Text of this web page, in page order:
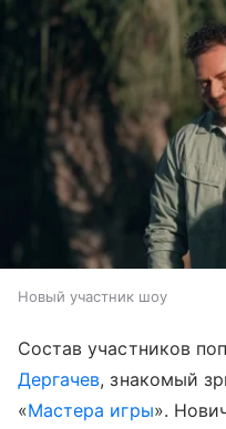
Новый участник шоу
Состав участников
Дергачев, знакомый
«Мастера игры».